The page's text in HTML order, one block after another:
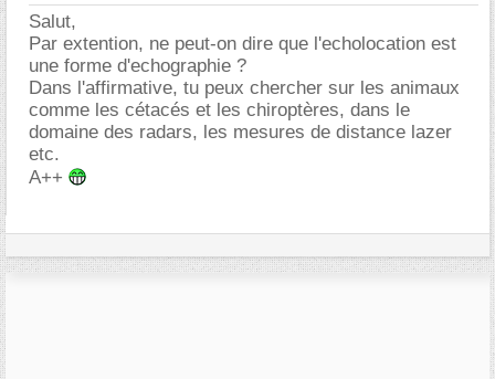
Salut,
Par extention, ne peut-on dire que l'echolocation est
une forme d'echographie ?
Dans l'affirmative, tu peux chercher sur les animaux
comme les cétacés et les chiroptères, dans le
domaine des radars, les mesures de distance lazer
etc.
A++